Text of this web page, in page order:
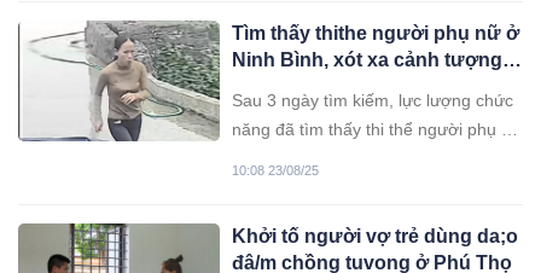
Tìm thấy thithe người phụ nữ ở
Ninh Bình, xót xa cảnh tượng ở
Sau 3 ngày tìm kiếm, lực lượng chức
năng đã tìm thấy thi thể người phụ nữ
10:08 23/08/25
Khởi tố người vợ trẻ dùng da;o
đâ/m chồng tuvong ở Phú Thọ